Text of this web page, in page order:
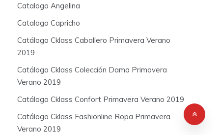
Catalogo Angelina
Catalogo Capricho
Catálogo Cklass Caballero Primavera Verano
2019
Catálogo Cklass Colección Dama Primavera
Verano 2019
Catálogo Cklass Confort Primavera Verano 2019
Catálogo Cklass Fashionline Ropa Primavera
Verano 2019